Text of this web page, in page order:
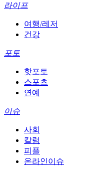
라이프
여행/레저
건강
포토
핫포토
스포츠
연예
이슈
사회
칼럼
피플
온라인이슈